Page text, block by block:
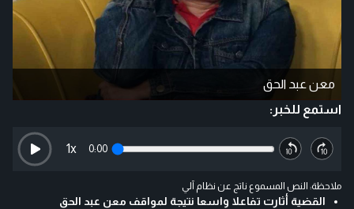
معن عبد الحق
استمع للخبر:
0:00
1x
ملاحظة: النص المسموع ناتج عن نظام آلي
القضية أثارت تفاعلا واسعا نتيجة لمواقف معن عبد الحق